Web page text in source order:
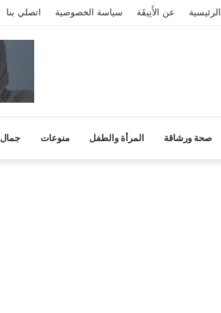
الرئيسية عن الأَنِيقَة سياسة الخصوصية اتصلي بنا
صحة ورشاقة المرأة والطفل منوعات جمال